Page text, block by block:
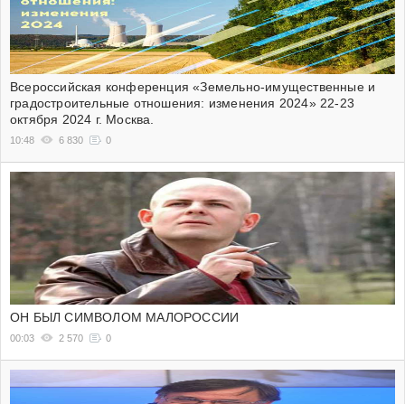
Всероссийская конференция «Земельно-имущественные и
градостроительные отношения: изменения 2024» 22-23
октября 2024 г. Москва.
10:48 6 830 0
ОН БЫЛ СИМВОЛОМ МАЛОРОССИИ
00:03 2 570 0